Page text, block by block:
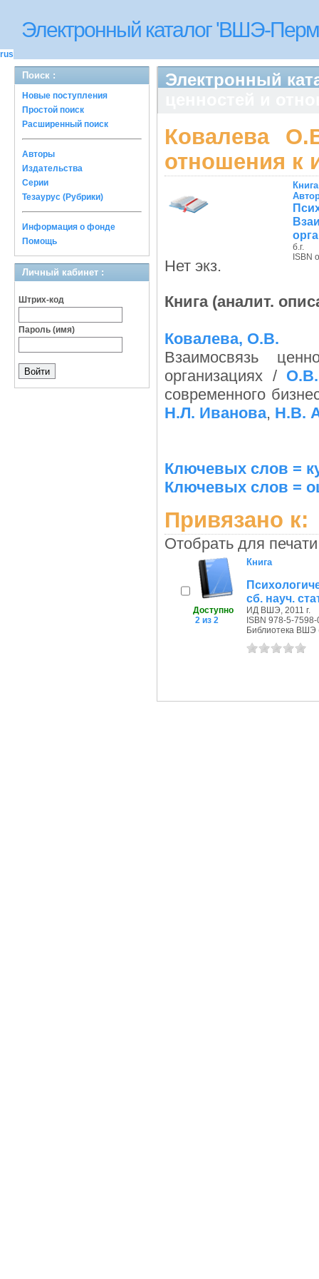
Электронный каталог 'ВШЭ-
rus
Поиск :
Новые поступления
Простой поиск
Расширенный поиск
Авторы
Издательства
Серии
Тезаурус (Рубрики)
Информация о фонде
Помощь
Личный кабинет :
Штрих-код
Пароль (имя)
Электронный
Ковалева
отношения к
Нет экз.
б.г.
ISBN
Книга (аналит.
Ковалева, О.В.
Взаимосвязь
организациях /
современного
Н.Л. Иванова, Н.В.
Ключевых слов =
Ключевых слов =
Привязано к:
Отобрать для
Доступно
2 из 2
Книга
сб. науч.
ИД ВШЭ, 2011 г.
ISBN 978-5-
Библиотека ВШЭ